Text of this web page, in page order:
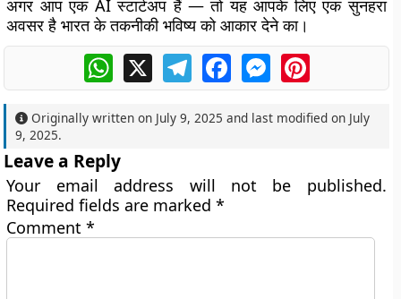
अगर आप एक AI स्टार्टअप हैं — तो यह आपके लिए एक सुनहरा
अवसर है भारत के तकनीकी भविष्य को आकार देने का।
WhatsApp
X TelegramFacebookMessengerPinterest
Originally written on July 9, 2025 and last modified on July
9, 2025.
Leave a Reply
Your email address will not be published.
Required fields are marked*
Comment*